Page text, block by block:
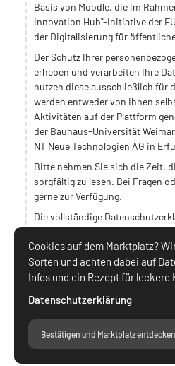
Cookies auf dem Marktplatz?
Sorten und achten dabei auf
Infos und ein Rezept für leckere
Datenschutzerklärung
Bestätigen und Marktplatz entdecken
Basis von Moodle, die im
Innovation Hub"-Initiative der
der Digitalisierung für
Der Schutz Ihrer
erheben und verarbeiten Ihre
nutzen diese ausschließlich für
werden entweder von Ihnen
Aktivitäten auf der Plattform
der Bauhaus-Universität
NT Neue Technologien AG in
Bitte nehmen Sie sich die Zeit,
sorgfältig zu lesen. Bei Fragen
gerne zur Verfügung.
Die vollständige
Ich stimme